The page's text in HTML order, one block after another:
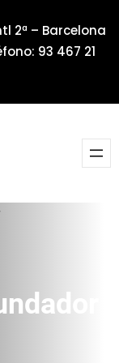
2ª – Barcelona
93 467 21